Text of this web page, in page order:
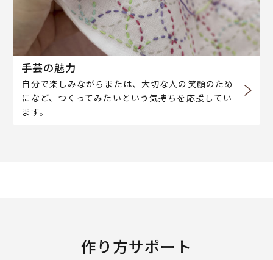
手芸の魅力
自分で楽しみながらまたは、大切な人の笑顔のため
になど、つくってみたいという気持ちを応援してい
ます。
作り方サポート